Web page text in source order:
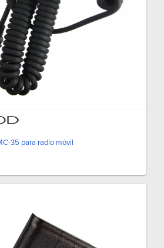
35 para radio móvil